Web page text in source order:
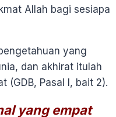
Allah bagi sesiapa
yang
dan akhirat itulah
(GDB, Pasal I, bait 2).
yang empat